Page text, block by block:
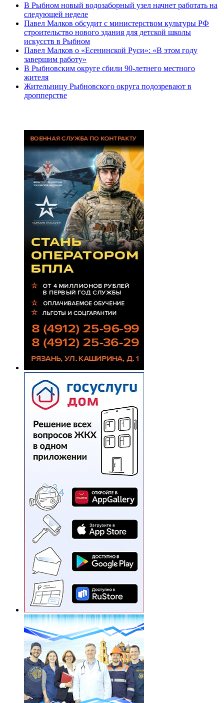
В Рыбном новый водозаборный узел начнет работать на
следующей неделе
Павел Малков обсудит с министерством культуры РФ
строительство нового здания для детской школы
искусств в Рыбном
Павел Малков о «Есенинской Руси»: «В этом году
завершим работу»
В Рыбновским округе сбили 90-летнего местного
жителя
Жительницу Рыбновского округа подозревают в
дропперстве